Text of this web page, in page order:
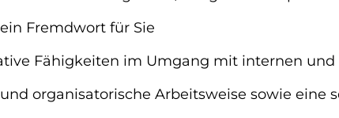
Fremdwort für Sie
Fähigkeiten im Umgang mit internen
organisatorische Arbeitsweise sowie eine